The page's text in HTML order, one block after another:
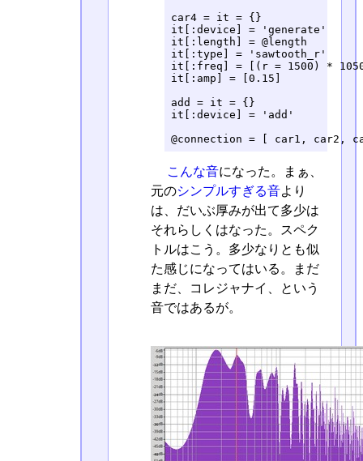
car4 = it = {}
it[:device] = 'generate'
it[:length] = @length
it[:type] = 'sawtooth_r'
it[:freq] = [(r = 1500) *
it[:amp] = [0.15]
add = it = {}
it[:device] = 'add'
@connection = [ car1, car2,
こんな音になった。まぁ、
元のシンプルすぎる音より
は、だいぶ厚みが出て多少は
それらしくはなった。スペク
トルはこう。多少なりとも似
た感じになってはいる。まだ
まだ、コレジャナイ、という
音ではあるが。